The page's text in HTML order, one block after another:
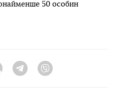
50 особин
Twitter Telegram